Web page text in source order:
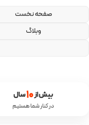
صفحه نخست
وبلاگ
در کنار شما هستیم
بیش از 10